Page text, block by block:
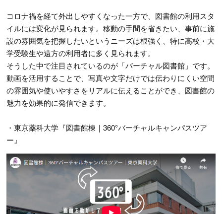
コロナ禍を経て外出しやすくなった一方で、図書館の利用スタ
イルには変化が見られます。移動の手間を省きたい、事前に施
設の雰囲気を把握したいというニーズは根強く、特に高校・大
学受験生や遠方の利用者に多く見られます。
そうした中で注目されているのが「バーチャル図書館」です。
動画を活用することで、写真や文字だけでは伝わりにくい空間
の雰囲気や使いやすさをリアルに伝えることができ、図書館の
魅力を効果的に発信できます。
・東京薬科大学『図書館棟｜360°バーチャルキャンパスツア
ー』